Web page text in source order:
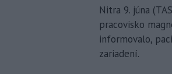
Nitra 9. júna
pracovisko
informovalo,
zariadení.